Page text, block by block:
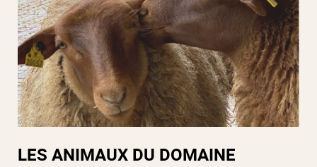
LES ANIMAUX DU DOMAINE